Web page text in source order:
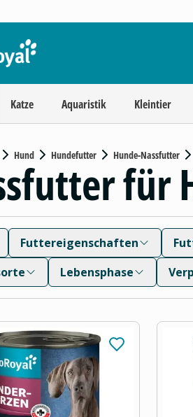
Katze Aquaristik Kleintier
Hund Hundefutter Hunde-Nassfutter
für
Futtereigenschaften
Lebensphase